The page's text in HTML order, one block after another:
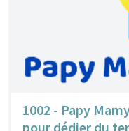
1002 - Papy
pour dédier du